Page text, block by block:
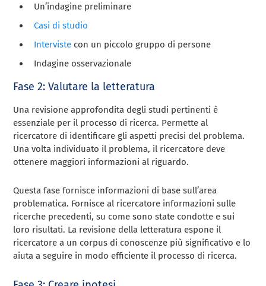
Un’indagine preliminare
Casi di studio
Interviste con un piccolo gruppo di persone
Indagine osservazionale
Fase 2: Valutare la letteratura
Una revisione approfondita degli studi pertinenti è
essenziale per il processo di ricerca. Permette al
ricercatore di identificare gli aspetti precisi del problema.
Una volta individuato il problema, il ricercatore deve
ottenere maggiori informazioni al riguardo.
Questa fase fornisce informazioni di base sull’area
problematica. Fornisce al ricercatore informazioni sulle
ricerche precedenti, su come sono state condotte e sui
loro risultati. La revisione della letteratura espone il
ricercatore a un corpus di conoscenze più significativo e lo
aiuta a seguire in modo efficiente il processo di ricerca.